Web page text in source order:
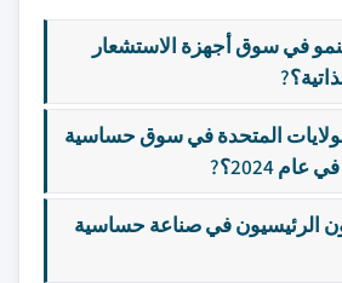
في سوق أجهزة الاستشعار
المتحدة في سوق حساسية
2024؟?
الرئيسيون في صناعة حساسية